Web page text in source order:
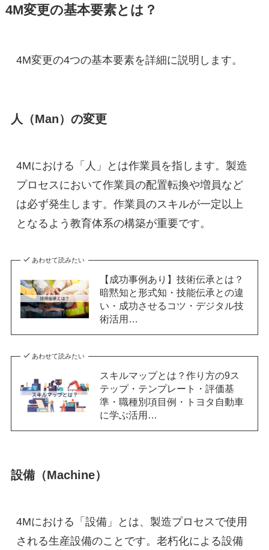
4M変更の基本要素とは？
4M変更の4つの基本要素を詳細に説明します。
人（Man）の変更
4Mにおける「人」とは作業員を指します。製造
プロセスにおいて作業員の配置転換や増員など
は必ず発生します。作業員のスキルが一定以上
となるよう教育体系の構築が重要です。
あわせて読みたい
【成功事例あり】技術伝承とは？
暗黙知と形式知・技能伝承との違
い・成功させるコツ・デジタル技
術活用…
あわせて読みたい
スキルマップとは？作り方の9ス
テップ・テンプレート・評価基
準・職種別項目例・トヨタ自動車
に学ぶ活用…
設備（Machine）
4Mにおける「設備」とは、製造プロセスで使用
される生産設備のことです。老朽化による設備